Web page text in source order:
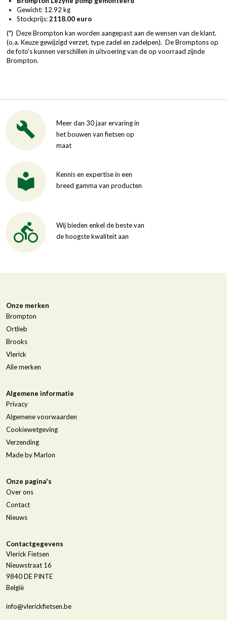
Gewicht: 12.92 kg
Stockprijs:2118.00 euro
(*) Deze Brompton kan worden aangepast aan de wensen van de klant.
(o.a. Keuze gewijzigd verzet, type zadel en zadelpen). De Bromptons op
de foto's kunnen verschillen in uitvoering van de op voorraad zijnde
Brompton.
Meer dan 30 jaar ervaring in
het bouwen van fietsen op
maat
Kennis en expertise in een
breed gamma van producten
Wij bieden enkel de beste van
de hoogste kwaliteit aan
Onze merken
Brompton
Ortlieb
Brooks
Vlerick
Alle merken
Algemene informatie
Privacy
Algemene voorwaarden
Cookiewetgeving
Verzending
Made by Marlon
Onze pagina's
Over ons
Contact
Nieuws
Contactgegevens
Vlerick Fietsen
Nieuwstraat 16
9840DE PINTE
België
info@vlerickfietsen.be